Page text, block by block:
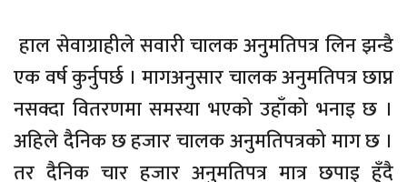
हाल सेवाग्राहीले सवारी चालक अनुमतिपत्र लिन झन्डै
एक वर्ष कुर्नुपर्छ । मागअनुसार चालक अनुमतिपत्र छाप्न
नसक्दा वितरणमा समस्या भएको उहाँको भनाइ छ ।
अहिले दैनिक छ हजार चालक अनुमतिपत्रको माग छ ।
तर दैनिक चार हजार अनुमतिपत्र मात्र छपाइ हुँदै